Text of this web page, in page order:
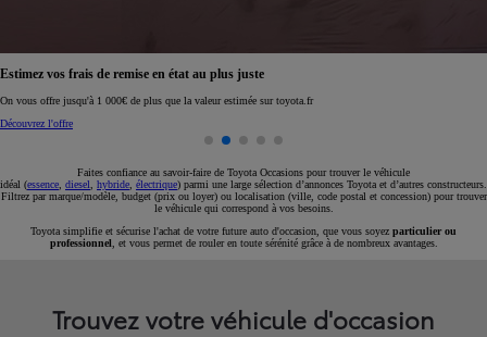
Réservez en ligne votre occasion pour 1€ seulement
Réservez en ligne
Faites confiance au savoir-faire de Toyota Occasions pour trouver le véhicule
idéal (essence diesel hybride électrique) parmi une large sélection d’annonces Toyota et d’autres constructeurs.
Filtrez par marque/modèle, budget (prix ou loyer) ou localisation (ville, code postal et concession) pour trouver
le véhicule qui correspond à vos besoins.
Toyota simplifie et sécurise l'achat de votre future auto d'occasion, que vous soyez particulier ou
professionnel , et vous permet de rouler en toute sérénité grâce à de nombreux avantages.
Trouvez votre véhicule d'occasion